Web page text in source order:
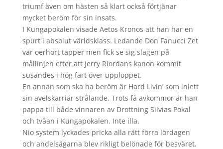
triumf även om hästen så klart också förtjänar
mycket beröm för sin insats.
I Kungapokalen visade Aetos Kronos att han har en
spurt i absolut världsklass. Ledande Don Fanucci Zet
var oerhört tapper men fick se sig slagen på
mållinjen efter att Jerry Riordans kanon kommit
susandes i hög fart över upploppet.
En annan som ska ha beröm är Hard Livin’ som inlett
sin avelskarriär strålande. Trots få avkommor är han
pappa till både vinnaren av Drottning Silvias Pokal
och tvåan i Kungapokalen. Inte illa.
Nio system lyckades pricka alla rätt förra lördagen
och andelsägarna blev rikligt belönade för besväret.